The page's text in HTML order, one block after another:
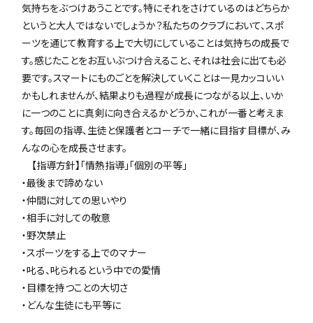
気持ちをぶつけあうことです。特にそれをさけているのはどちらか
というと大人ではないでしょうか？私たちのクラブにおいて、スポ
ーツを通じて教育する上で大切にしていることは気持ちの成長で
す。感じたことをお互いぶつけ合えること、それは社会に出ても必
要です。スマートにものごとを解決していくことは一見カッコいい
かもしれませんが、結果よりも過程が成長につながる以上、いか
に一つのことに真剣に向き合えるかどうか、これが一番と考えま
す。毎回の指導、生徒と保護者とコーチで一緒に目指す目標が、み
んなの心を成長させます。
【指導方針】「情熱指導」「個別の平等」
・最後まで諦めない
・仲間に対しての思いやり
・相手に対しての敬意
・野次禁止
・スポーツをする上でのマナー
・叱る、叱られるという中での愛情
・目標を持つことの大切さ
・どんな生徒にも平等に